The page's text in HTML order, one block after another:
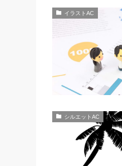
イラストAC
シルエットAC